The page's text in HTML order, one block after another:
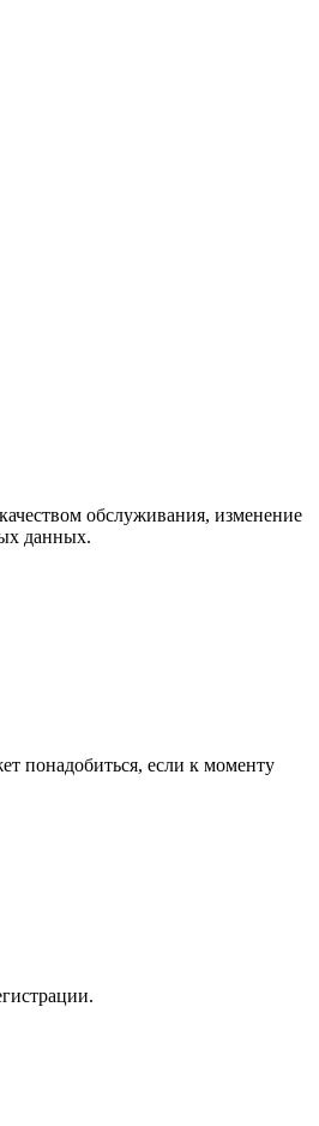
обслуживания, изменение
данных.
понадобиться, если к моменту